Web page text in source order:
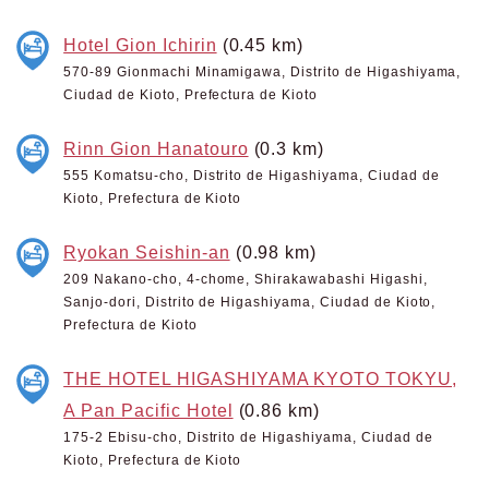
Hotel Gion Ichirin (0.45 km)
570-89 Gionmachi Minamigawa, Distrito de Higashiyama,
Ciudad de Kioto, Prefectura de Kioto
Rinn Gion Hanatouro (0.3 km)
555 Komatsu-cho, Distrito de Higashiyama, Ciudad de
Kioto, Prefectura de Kioto
Ryokan Seishin-an (0.98 km)
209 Nakano-cho, 4-chome, Shirakawabashi Higashi,
Sanjo-dori, Distrito de Higashiyama, Ciudad de Kioto,
Prefectura de Kioto
THE HOTEL HIGASHIYAMA KYOTO TOKYU,
A Pan Pacific Hotel (0.86 km)
175-2 Ebisu-cho, Distrito de Higashiyama, Ciudad de
Kioto, Prefectura de Kioto